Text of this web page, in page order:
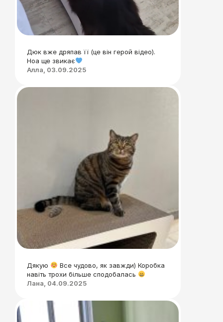
Дюк вже дряпав її (це він герой відео).
Ноа ще звикає
Алла, 03.09.2025
Дякую
Все чудово, як завжди) Коробка
навіть трохи більше сподобалась
Лана, 04.09.2025